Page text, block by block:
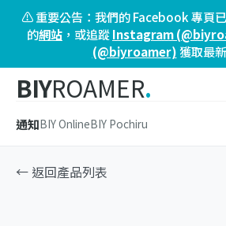
⚠️ 重要公告：我們的 Facebook 專頁
的網站 ，或追蹤Instagram
(@biyroamer)獲取最
BIYROAMER.
通知BIY OnlineBIY Pochiru
← 返回產品列表